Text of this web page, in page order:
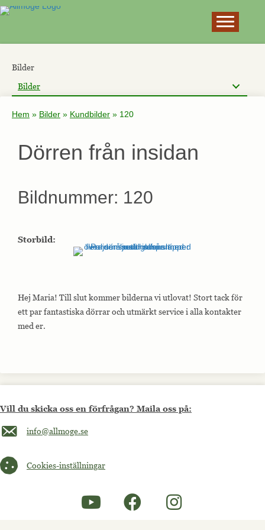
Bilder
Bilder
Hem » Bilder » Kundbilder » 120
Dörren från insidan
Bildnummer: 120
Storbild:
Hej Maria! Till slut kommer bilderna vi utlovat! Stort tack för
ett par fantastiska dörrar och utmärkt service i alla kontakter
med er.
Vill du skicka oss en förfrågan? Maila oss på:
Maila oss på info@allmoge.se
info@allmoge.se
Cookies-inställningar
Cookies-inställningar